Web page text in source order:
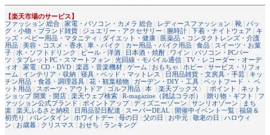
【楽天市場のサービス】
ファッション 総合
家電・パソコン・カメラ 総合 レディースファッション 靴
バッ
グ・小物・ブランド雑貨
ジュエリー・アクセサリー 腕時計 下着・ナイトウェア
キ
ッズ・ベビー用品・マタニティ
ダイエット・健康
医薬品・コンタクトレンズ・介護
用品
美容・コスメ・香水 車・バイク カー用品・バイク用品 食品
スイーツ・お菓
子
水・ソフトドリンク ビール・洋酒 日本酒・焼酎 ワイン
パソコン・PCパー
ツ
タブレットPC・スマートフォン 光回線・モバイル通信
TV・レコーダー・オーデ
ィオ
家電 CD・DVD 楽器・音楽機材 ゲーム おもちゃ ホビー
サービス・リフォ
ーム
インテリア・収納 寝具・ベッド・マットレス 日用品雑貨・文房具・手芸
キッ
チン用品・食器・調理器具
花・観葉植物 ガーデン・DIY・工具
ペットフード ・ ペ
ット用品
スポーツ・アウトドア ゴルフ用品 本 （楽天ブックス ） | ポイント
ネット
ショップ 開業・開店
楽天ウェブ検索 R-magazine（雑誌コラボ） 贈り物・ギフト
フ
ァッション公式ブランド
ポイントアップ ディズニーゾーン サンリオゾーン
まち
楽
楽天ふるさと納税 日用品翌日配達 スーパーDEAL 開催中イベント一覧
福袋＆
初売り
バレンタイン ホワイトデー 母の日 父の日 お中元 敬老の日
ハロウィ
ン
お歳暮 クリスマス おせち ランキング